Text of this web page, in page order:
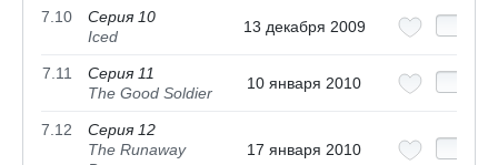
7.10
Серия 10
Iced
13 декабря 2009
7.11
Серия 11
The Good Soldier
10 января 2010
7.12
Серия 12
The Runaway
17 января 2010